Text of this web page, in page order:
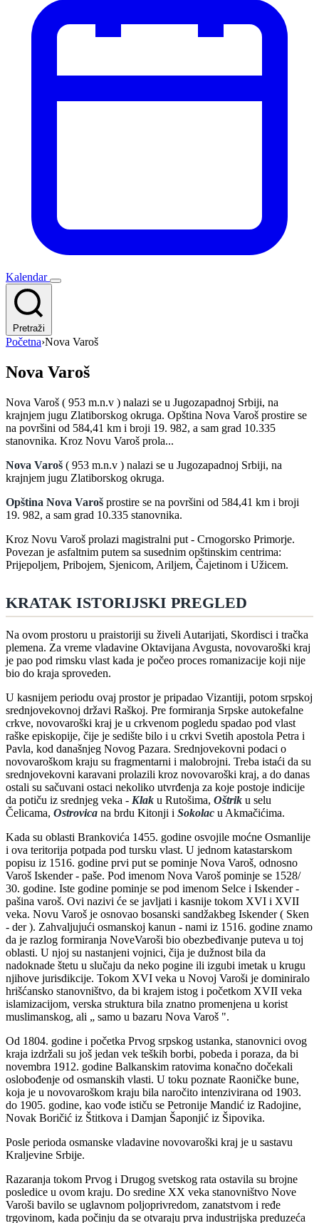
Kalendar
Pretraži
Početna›Nova Varoš
Nova Varoš
Nova Varoš ( 953 m.n.v ) nalazi se u Jugozapadnoj Srbiji, na
krajnjem jugu Zlatiborskog okruga. Opština Nova Varoš prostire se
na površini od 584,41 km i broji 19. 982, a sam grad 10.335
stanovnika. Kroz Novu Varoš prola...
Nova Varoš ( 953 m.n.v ) nalazi se u Jugozapadnoj Srbiji, na
krajnjem jugu Zlatiborskog okruga.
Opština Nova Varoš prostire se na površini od 584,41 km i broji
19. 982, a sam grad 10.335 stanovnika.
Kroz Novu Varoš prolazi magistralni put - Crnogorsko Primorje.
Povezan je asfaltnim putem sa susednim opštinskim centrima:
Prijepoljem, Pribojem, Sjenicom, Ariljem, Čajetinom i Užicem.
KRATAK ISTORIJSKI PREGLED
Na ovom prostoru u praistoriji su živeli Autarijati, Skordisci i tračka
plemena. Za vreme vladavine Oktavijana Avgusta, novovaroški kraj
je pao pod rimsku vlast kada je počeo proces romanizacije koji nije
bio do kraja sproveden.
U kasnijem periodu ovaj prostor je pripadao Vizantiji, potom srpskoj
srednjovekovnoj državi Raškoj. Pre formiranja Srpske autokefalne
crkve, novovaroški kraj je u crkvenom pogledu spadao pod vlast
raške episkopije, čije je sedište bilo i u crkvi Svetih apostola Petra i
Pavla, kod današnjeg Novog Pazara. Srednjovekovni podaci o
novovaroškom kraju su fragmentarni i malobrojni. Treba istaći da su
srednjovekovni karavani prolazili kroz novovaroški kraj, a do danas
ostali su sačuvani ostaci nekoliko utvrđenja za koje postoje indicije
da potiču iz srednjeg veka - Klak u Rutošima, Oštrik u selu
Čelicama, Ostrovica na brdu Kitonji i Sokolac u Akmačićima.
Kada su oblasti Brankovića 1455. godine osvojile moćne Osmanlije
i ova teritorija potpada pod tursku vlast. U jednom katastarskom
popisu iz 1516. godine prvi put se pominje Nova Varoš, odnosno
Varoš Iskender - paše. Pod imenom Nova Varoš pominje se 1528/
30. godine. Iste godine pominje se pod imenom Selce i Iskender -
pašina varoš. Ovi nazivi će se javljati i kasnije tokom XVI i XVII
veka. Novu Varoš je osnovao bosanski sandžakbeg Iskender ( Sken
- der ). Zahvaljujući osmanskoj kanun - nami iz 1516. godine znamo
da je razlog formiranja NoveVaroši bio obezbeđivanje puteva u toj
oblasti. U njoj su nastanjeni vojnici, čija je dužnost bila da
nadoknade štetu u slučaju da neko pogine ili izgubi imetak u krugu
njihove jurisdikcije. Tokom XVI veka u Novoj Varoši je dominiralo
hrišćansko stanovništvo, da bi krajem istog i početkom XVII veka
islamizacijom, verska struktura bila znatno promenjena u korist
muslimanskog, ali „ samo u bazaru Nova Varoš ".
Od 1804. godine i početka Prvog srpskog ustanka, stanovnici ovog
kraja izdržali su još jedan vek teških borbi, pobeda i poraza, da bi
novembra 1912. godine Balkanskim ratovima konačno dočekali
oslobođenje od osmanskih vlasti. U toku poznate Raoničke bune,
koja je u novovaroškom kraju bila naročito intenzivirana od 1903.
do 1905. godine, kao vođe ističu se Petronije Mandić iz Radojine,
Novak Boričić iz Štitkova i Damjan Šaponjić iz Šipovika.
Posle perioda osmanske vladavine novovaroški kraj je u sastavu
Kraljevine Srbije.
Razaranja tokom Prvog i Drugog svetskog rata ostavila su brojne
posledice u ovom kraju. Do sredine XX veka stanovništvo Nove
Varoši bavilo se uglavnom poljoprivredom, zanatstvom i ređe
trgovinom, kada počinju da se otvaraju prva industrijska preduzeća